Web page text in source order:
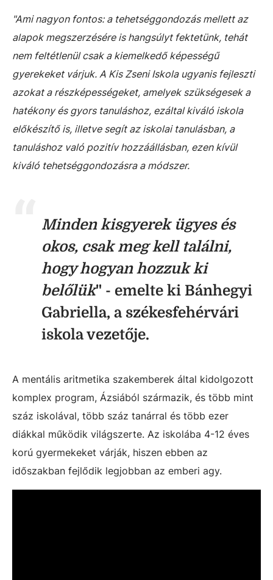
"Ami nagyon fontos: a tehetséggondozás mellett az
alapok megszerzésére is hangsúlyt fektetünk, tehát
nem feltétlenül csak a kiemelkedő képességű
gyerekeket várjuk. A Kis Zseni Iskola ugyanis fejleszti
azokat a részképességeket, amelyek szükségesek a
hatékony és gyors tanuláshoz, ezáltal kiváló iskola
előkészítő is, illetve segít az iskolai tanulásban, a
tanuláshoz való pozitív hozzáállásban, ezen kívül
kiváló tehetséggondozásra a módszer.
Minden kisgyerek ügyes és
okos, csak meg kell találni,
hogy hogyan hozzuk ki
belőlük" - emelte ki Bánhegyi
Gabriella, a székesfehérvári
iskola vezetője.
A mentális aritmetika szakemberek által kidolgozott
komplex program, Ázsiából származik, és több mint
száz iskolával, több száz tanárral és több ezer
diákkal működik világszerte. Az iskolába 4-12 éves
korú gyermekeket várják, hiszen ebben az
időszakban fejlődik legjobban az emberi agy.